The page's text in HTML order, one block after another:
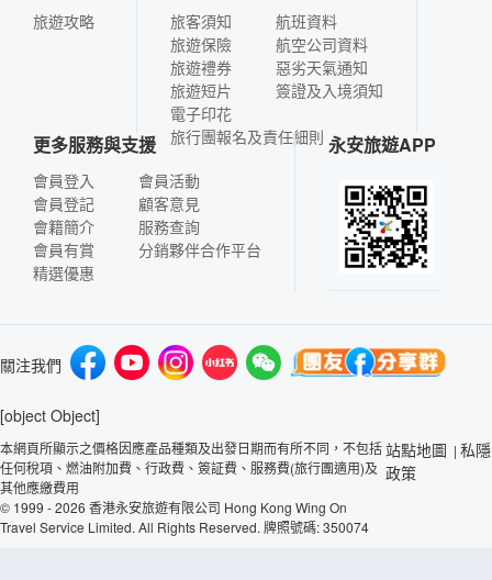
旅遊攻略
旅客須知
旅遊保險
旅遊禮券
旅遊短片
電子印花
航班資料
航空公司資料
惡劣天氣通知
簽證及入境須知
旅行團報名及責任細則
更多服務與支援
會員登入
會員登記
會籍簡介
會員有賞
精選優惠
會員活動
顧客意見
服務查詢
分銷夥伴合作平台
永安旅遊APP
關注我們
[object Object]
本網頁所顯示之價格因應產品種類及出發日期而有所不同，不包括
任何稅項、燃油附加費、行政費、簽証費、服務費(旅行團適用)及
其他應繳費用
© 1999 - 2026 香港永安旅遊有限公司 Hong Kong Wing On
Travel Service Limited. All Rights Reserved. 牌照號碼: 350074
站點地圖 | 私隱
政策